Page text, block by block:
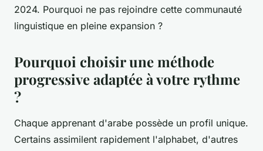
2024. Pourquoi ne pas rejoindre cette communauté
linguistique en pleine expansion ?
Pourquoi choisir une méthode
progressive adaptée à votre rythme
?
Chaque apprenant d'arabe possède un profil unique.
Certains assimilent rapidement l'alphabet, d'autres